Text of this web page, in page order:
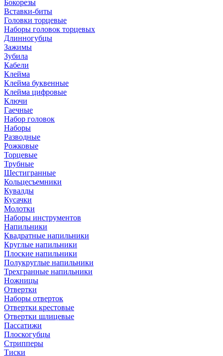
Бокорезы
Вставки-биты
Головки торцевые
Наборы головок торцевых
Длинногубцы
Зажимы
Зубила
Кабели
Клейма
Клейма буквенные
Клейма цифровые
Ключи
Гаечные
Набор головок
Наборы
Разводные
Рожковые
Торцевые
Трубные
Шестигранные
Кольцесъемники
Кувалды
Кусачки
Молотки
Наборы инструментов
Напильники
Квадратные напильники
Круглые напильники
Плоские напильники
Полукруглые напильники
Трехгранные напильники
Ножницы
Отвертки
Наборы отверток
Отвертки крестовые
Отвертки шлицевые
Пассатижи
Плоскогубцы
Стрипперы
Тиски